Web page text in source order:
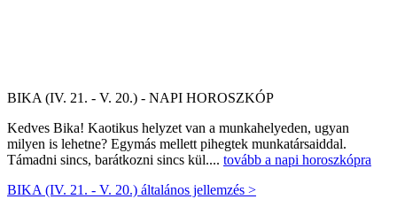
BIKA (IV. 21. - V. 20.) - NAPI HOROSZKÓP
Kedves Bika! Kaotikus helyzet van a munkahelyeden, ugyan
milyen is lehetne? Egymás mellett pihegtek munkatársaiddal.
Támadni sincs, barátkozni sincs kül.... tovább a napi horoszkópra
BIKA (IV. 21. - V. 20.) általános jellemzés >